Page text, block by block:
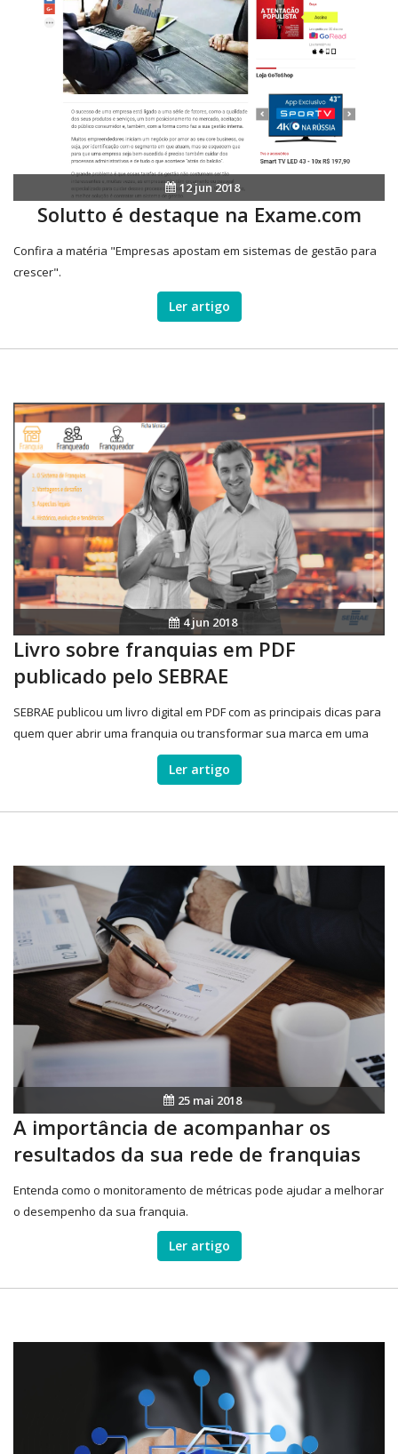
12 jun 2018
Solutto é destaque na Exame.com
Confira a matéria "Empresas apostam em sistemas de gestão para
crescer".
Ler artigo
4 jun 2018
Livro sobre franquias em PDF
publicado pelo SEBRAE
SEBRAE publicou um livro digital em PDF com as principais dicas para
quem quer abrir uma franquia ou transformar sua marca em uma
Ler artigo
25 mai 2018
A importância de acompanhar os
resultados da sua rede de franquias
Entenda como o monitoramento de métricas pode ajudar a melhorar
o desempenho da sua franquia.
Ler artigo